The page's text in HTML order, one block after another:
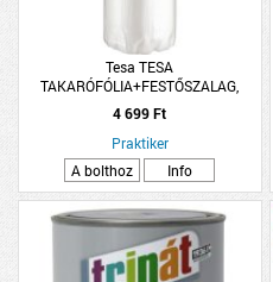
Tesa TESA
TAKARÓFÓLIA+FESTŐSZALAG,
15MX2,6M NAGY
4 699 Ft
Praktiker
A bolthoz
Info